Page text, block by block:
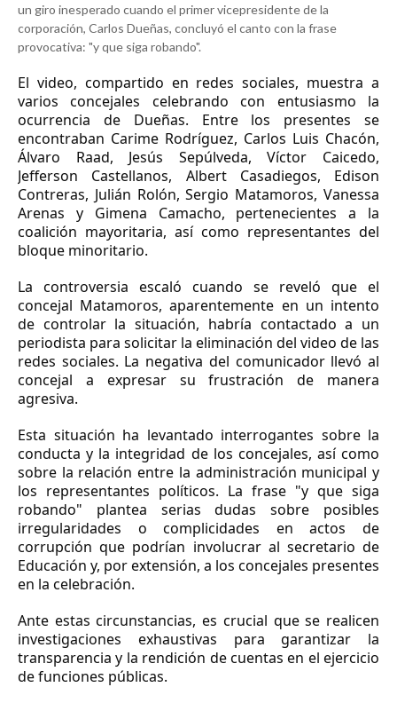
un giro inesperado cuando el primer vicepresidente de la
corporación, Carlos Dueñas, concluyó el canto con la frase
provocativa: "y que siga robando".
El video, compartido en redes sociales, muestra a
varios concejales celebrando con entusiasmo la
ocurrencia de Dueñas. Entre los presentes se
encontraban Carime Rodríguez, Carlos Luis Chacón,
Álvaro Raad, Jesús Sepúlveda, Víctor Caicedo,
Jefferson Castellanos, Albert Casadiegos, Edison
Contreras, Julián Rolón, Sergio Matamoros, Vanessa
Arenas y Gimena Camacho, pertenecientes a la
coalición mayoritaria, así como representantes del
bloque minoritario.
La controversia escaló cuando se reveló que el
concejal Matamoros, aparentemente en un intento
de controlar la situación, habría contactado a un
periodista para solicitar la eliminación del video de las
redes sociales. La negativa del comunicador llevó al
concejal a expresar su frustración de manera
agresiva.
Esta situación ha levantado interrogantes sobre la
conducta y la integridad de los concejales, así como
sobre la relación entre la administración municipal y
los representantes políticos. La frase "y que siga
robando" plantea serias dudas sobre posibles
irregularidades o complicidades en actos de
corrupción que podrían involucrar al secretario de
Educación y, por extensión, a los concejales presentes
en la celebración.
Ante estas circunstancias, es crucial que se realicen
investigaciones exhaustivas para garantizar la
transparencia y la rendición de cuentas en el ejercicio
de funciones públicas.